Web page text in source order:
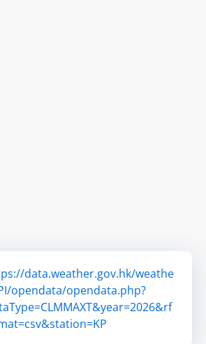
data.weather.gov.hk/weathe
opendata/opendata.php?